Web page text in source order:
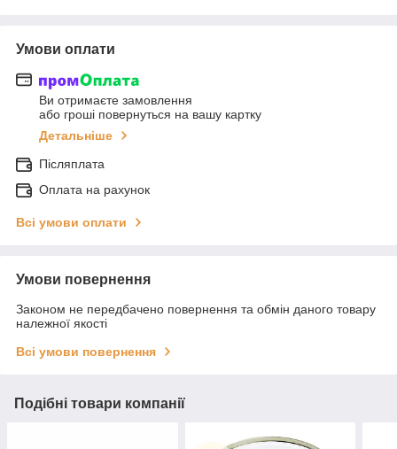
Умови оплати
Ви отримаєте замовлення
або гроші повернуться на вашу картку
Детальніше
Післяплата
Оплата на рахунок
Всі умови оплати
Умови повернення
Законом не передбачено повернення та обмін даного товару
належної якості
Всі умови повернення
Подібні товари компанії